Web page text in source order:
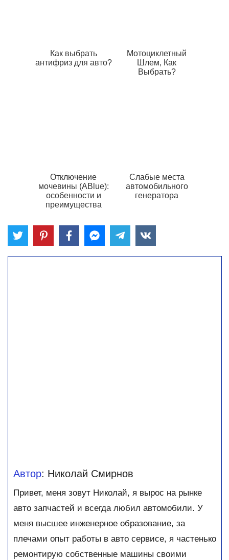
Как выбрать
антифриз для авто?
Мотоциклетный
Шлем, Как
Выбрать?
Отключение
мочевины (ABlue):
особенности и
преимущества
Слабые места
автомобильного
генератора
Автор: Николай Смирнов
Привет, меня зовут Николай, я вырос на рынке
авто запчастей и всегда любил автомобили. У
меня высшее инженерное образование, за
плечами опыт работы в авто сервисе, я частенько
ремонтирую собственные машины своими